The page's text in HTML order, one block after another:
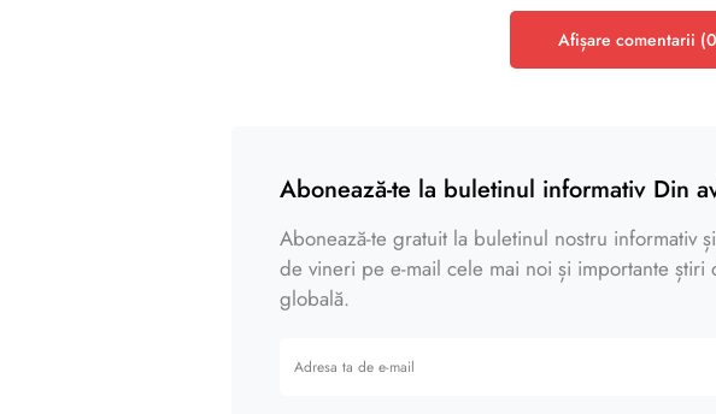
Afișare comentarii
Abonează-te la buletinul informativ Din
Abonează-te gratuit la buletinul nostru informativ
de vineri pe e-mail cele mai noi și importante știri
globală.